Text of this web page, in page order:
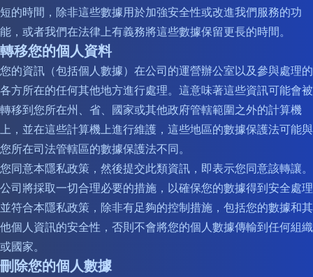
短的時間，除非這些數據用於加強安全性或改進我們服務的功
能，或者我們在法律上有義務將這些數據保留更長的時間。
轉移您的個人資料
您的資訊（包括個人數據）在公司的運營辦公室以及參與處理的
各方所在的任何其他地方進行處理。這意味著這些資訊可能會被
轉移到您所在州、省、國家或其他政府管轄範圍之外的計算機
上，並在這些計算機上進行維護，這些地區的數據保護法可能與
您所在司法管轄區的數據保護法不同。
您同意本隱私政策，然後提交此類資訊，即表示您同意該轉讓。
公司將採取一切合理必要的措施，以確保您的數據得到安全處理
並符合本隱私政策，除非有足夠的控制措施，包括您的數據和其
他個人資訊的安全性，否則不會將您的個人數據傳輸到任何組織
或國家。
刪除您的個人數據